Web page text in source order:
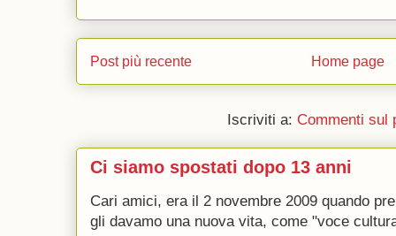
Post più recente Home page
Iscriviti a: Commenti sul
Ci siamo spostati dopo 13 anni
Cari amici, era il 2 novembre 2009 quando
gli davamo una nuova vita, come "voce